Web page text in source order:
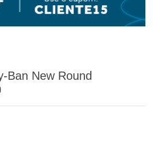
Ban New Round